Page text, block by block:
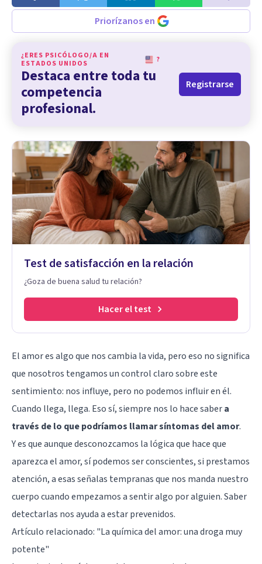
Priorízanos en
¿ERES PSICÓLOGO/A EN
ESTADOS UNIDOS
?
Destaca entre toda tu
competencia
profesional.
Registrarse
Test de satisfacción en la relación
¿Goza de buena salud tu relación?
Hacer el test
El amor es algo que nos cambia la vida, pero eso no significa
que nosotros tengamos un control claro sobre este
sentimiento: nos influye, pero no podemos influir en él.
Cuando llega, llega. Eso sí, siempre nos lo hace sabera
través de lo que podríamos llamar síntomas del amor.
Y es que aunque desconozcamos la lógica que hace que
aparezca el amor, sí podemos ser conscientes, si prestamos
atención, a esas señalas tempranas que nos manda nuestro
cuerpo cuando empezamos a sentir algo por alguien. Saber
detectarlas nos ayuda a estar prevenidos.
Artículo relacionado: "La química del amor: una droga muy
potente"